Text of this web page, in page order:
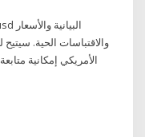
والاقتباسات الحية. سيتيح
الأمريكي إمكانية